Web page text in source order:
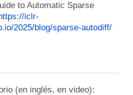
to Automatic Sparse
iclr-
2025/blog/sparse-autodiff/
(en inglés, en video):